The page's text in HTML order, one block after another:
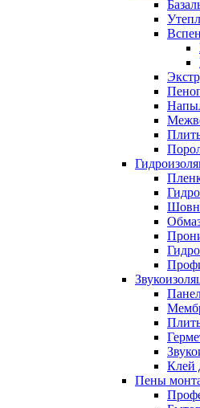
Клей
Пены